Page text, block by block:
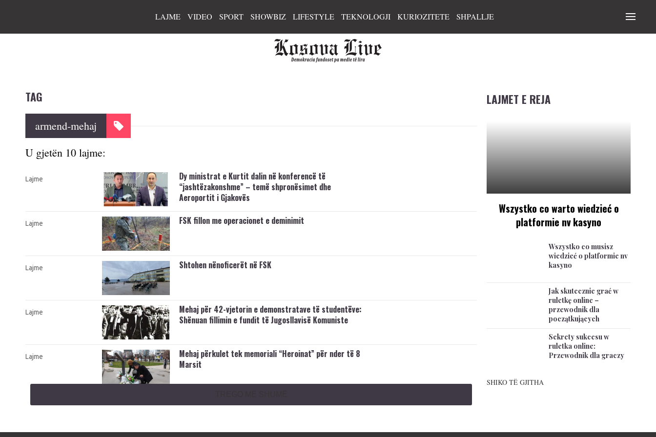
LAJME VIDEO SPORT SHOWBIZ LIFESTYLE TEKNOLOGJI KURIOZITETE SHPALLJE
TAG
armend-mehaj
U gjetën 10 lajme:
Lajme
Dy ministrat e Kurtit dalin në konferencë të
“jashtëzakonshme” – temë shpronësimet dhe
Aeroportit i Gjakovës
Lajme FSK fillon me operacionet e deminimit
Lajme Shtohen nënoficerët në FSK
Lajme
Mehaj për 42-vjetorin e demonstratave të studentëve:
Shënuan fillimin e fundit të Jugosllavisë Komuniste
Lajme
Mehaj përkulet tek memoriali “Heroinat” për nder të 8
Marsit
LAJMET E REJA
Wszystko co warto wiedzieć o
platformie nv kasyno
Wszystko co musisz
wiedzieć o platformie nv
kasyno
Jak skutecznie grać w
ruletkę online –
przewodnik dla
początkujących
Sekrety sukcesu w
ruletka online:
Przewodnik dla graczy
SHIKO TË GJITHA